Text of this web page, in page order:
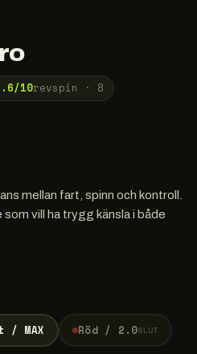
/10revspin · 8
mellan fart, spinn och kontroll.
vill ha trygg känsla i både
/ MAX Röd / 2.0SLUT